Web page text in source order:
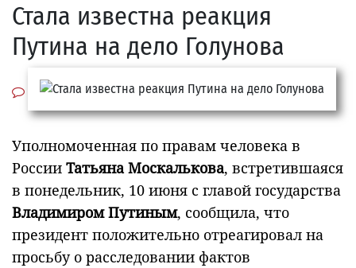
Стала известна реакция
Путина на дело Голунова
Уполномоченная по правам человека в
России Татьяна Москалькова, встретившаяся
в понедельник, 10 июня с главой государства
Владимиром Путиным, сообщила, что
президент положительно отреагировал на
просьбу о расследовании фактов